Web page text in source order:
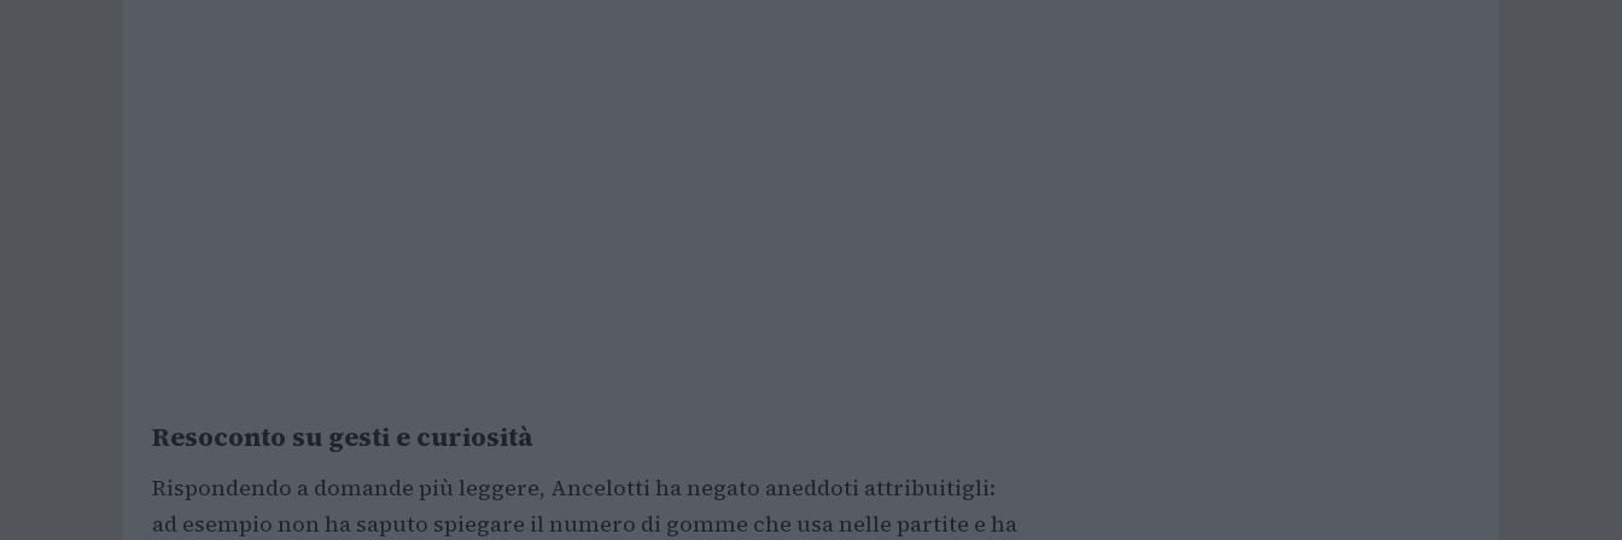
Resoconto su gesti e curiosità
Rispondendo a domande più leggere, Ancelotti ha negato aneddoti attribuitigli:
ad esempio non ha saputo spiegare il numero di gomme che usa nelle partite e ha